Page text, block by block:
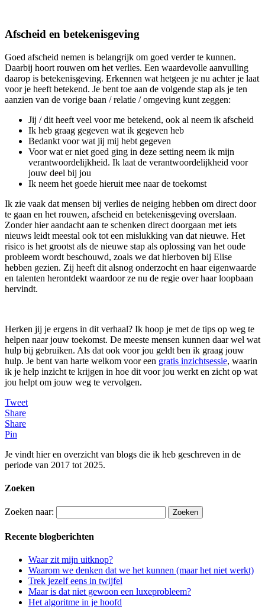
Afscheid en betekenisgeving
Goed afscheid nemen is belangrijk om goed verder te kunnen.
Daarbij hoort rouwen om het verlies. Een waardevolle aanvulling
daarop is betekenisgeving. Erkennen wat hetgeen je nu achter je laat
voor je heeft betekend. Je bent toe aan de volgende stap als je ten
aanzien van de vorige baan / relatie / omgeving kunt zeggen:
Jij / dit heeft veel voor me betekend, ook al neem ik afscheid
Ik heb graag gegeven wat ik gegeven heb
Bedankt voor wat jij mij hebt gegeven
Voor wat er niet goed ging in deze setting neem ik mijn
verantwoordelijkheid. Ik laat de verantwoordelijkheid voor
jouw deel bij jou
Ik neem het goede hieruit mee naar de toekomst
Ik zie vaak dat mensen bij verlies de neiging hebben om direct door
te gaan en het rouwen, afscheid en betekenisgeving overslaan.
Zonder hier aandacht aan te schenken direct doorgaan met iets
nieuws leidt meestal ook tot een mislukking van dat nieuwe. Het
risico is het grootst als de nieuwe stap als oplossing van het oude
probleem wordt beschouwd, zoals we dat hierboven bij Elise
hebben gezien. Zij heeft dit alsnog onderzocht en haar eigenwaarde
en talenten herontdekt waardoor ze nu de regie over haar loopbaan
hervindt.
Herken jij je ergens in dit verhaal? Ik hoop je met de tips op weg te
helpen naar jouw toekomst. De meeste mensen kunnen daar wel wat
hulp bij gebruiken. Als dat ook voor jou geldt ben ik graag jouw
hulp. Je bent van harte welkom voor een gratis inzichtsessie, waarin
ik je help inzicht te krijgen in hoe dit voor jou werkt en zicht op wat
jou helpt om jouw weg te vervolgen.
Tweet
Share
Share
Pin
Je vindt hier en overzicht van blogs die ik heb geschreven in de
periode van 2017 tot 2025.
Zoeken
Zoeken naar:
Recente blogberichten
Waar zit mijn uitknop?
Waarom we denken dat we het kunnen (maar het niet werkt)
Trek jezelf eens in twijfel
Maar is dat niet gewoon een luxeprobleem?
Het algoritme in je hoofd